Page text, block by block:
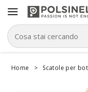
Home > Scatole per